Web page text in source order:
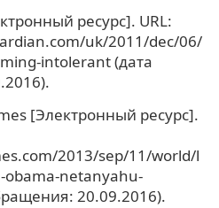
ресурс]. URL:
uk/2011/dec/06/
intolerant (дата
[Электронный ресурс].
2013/sep/11/world/l
obama-netanyahu-
20.09.2016).